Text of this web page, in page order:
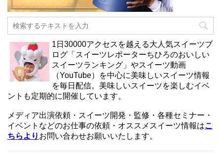
1日30000アクセスを越える大人気スイーツブ
ログ「スイーツレポーターちひろのおいしい
スイーツランキング」やスイーツ動画
（YouTube）を中心に美味しいスイーツ情報
を毎日配信。美味しいスイーツを楽しむイベ
ントも定期的に開催しています。
メディア出演依頼・スイーツ開発・監修・各種セミナー・
イベントなどのお仕事の依頼・オススメスイーツ情報はこ
ちらより お問い合わせお願いいたします。